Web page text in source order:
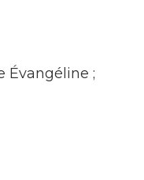
Évangéline ;